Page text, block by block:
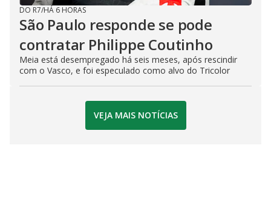
DO R7/HÁ 6 HORAS
São Paulo responde se pode
contratar Philippe Coutinho
Meia está desempregado há seis meses, após rescindir
com o Vasco, e foi especulado como alvo do Tricolor
VEJA MAIS NOTÍCIAS